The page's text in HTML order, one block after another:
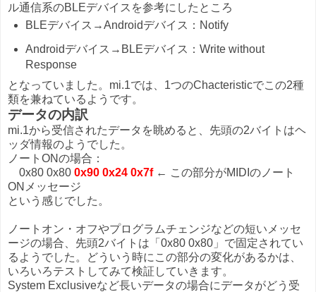
ル通信系のBLEデバイスを参考にしたところ
BLEデバイス→Androidデバイス：Notify
Androidデバイス→BLEデバイス：Write without
Response
となっていました。mi.1では、1つのChacteristicでこの2種
類を兼ねているようです。
データの内訳
mi.1から受信されたデータを眺めると、先頭の2バイトはヘ
ッダ情報のようでした。
ノートONの場合：
0x80 0x80 0x90 0x24 0x7f ← この部分がMIDIのノート
ONメッセージ
という感じでした。
ノートオン・オフやプログラムチェンジなどの短いメッセ
ージの場合、先頭2バイトは「0x80 0x80」で固定されてい
るようでした。どういう時にこの部分の変化があるかは、
いろいろテストしてみて検証していきます。
System Exclusiveなど長いデータの場合にデータがどう受